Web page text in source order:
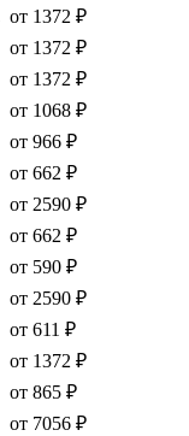
от 1372 ₽
от 1372 ₽
от 1372 ₽
от 1068 ₽
от 966 ₽
от 662 ₽
от 2590 ₽
от 662 ₽
от 590 ₽
от 2590 ₽
от 611 ₽
от 1372 ₽
от 865 ₽
от 7056 ₽